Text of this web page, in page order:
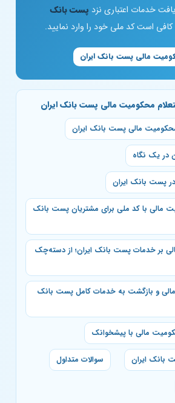
خدمات اعتباری نزدپست بانک
است کد ملی خود را وارد نمایید.
مالی پست بانک ایران
محکومیت مالی پست بانک ایران
مالی پست بانک ایران
نگاه
بانک ایران
با کد ملی برای مشتریان پست بانک
خدمات پست بانک ایران؛ از دسته‌چک
و بازگشت به خدمات کامل پست بانک
مالی با پیشخوانک
ایران سوالات متداول